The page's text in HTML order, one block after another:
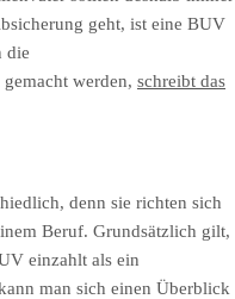
geht, ist eine BUV
die
werden, schreibt das
denn sie richten sich
Beruf. Grundsätzlich gilt,
einzahlt als ein
man sich einen Überblick